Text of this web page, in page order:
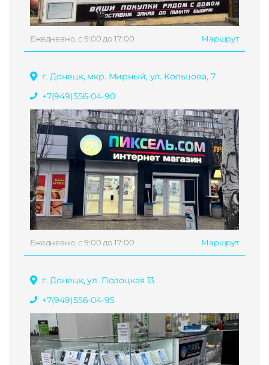
Ежедневно, с 9:00 до 17:00 Маршрут
г. Донецк, мкр. Мирный, ул. Кольцова, 7
+7(949)556-04-90
Ежедневно, с 9:00 до 17:00 Маршрут
г. Донецк, ул. Полоцкая 13
+7(949)556-04-95